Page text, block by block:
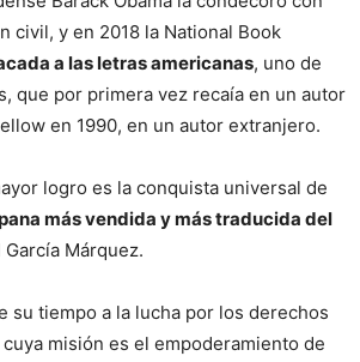
civil, y en 2018 la National Book
a las letras americanas, uno de
que por primera vez recaía en un autor
en 1990, en un autor extranjero.
lo­gro es la conquista universal de
más vendida y más traducida del
Márquez.
su tiempo a la lucha por los derechos
cuya misión es el empoderamiento de